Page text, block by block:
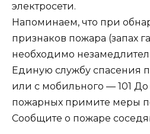
электросети.
Напоминаем, что при
признаков пожара (запах
необходимо
Единую службу спасения
или с мобильного — 101
пожарных примите меры
Сообщите о пожаре